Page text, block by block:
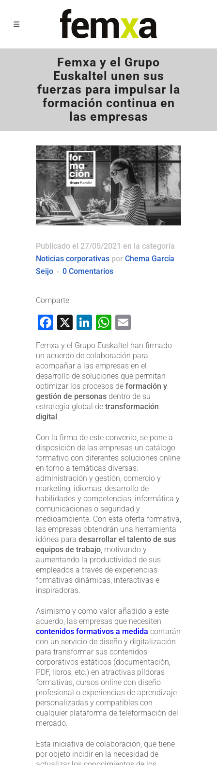
Femxa y el Grupo
Euskaltel unen sus
fuerzas para impulsar la
formación continua en
las empresas
Publicado el 27/05/2021 en la categoría
Noticias corporativas por Chema García
Seijo
0 Comentarios
Comparte:
Facebook
X LinkedIn
WhatsApp
Femxa y el Grupo Euskaltel han firmado
un acuerdo de colaboración para
acompañar a las empresas en el
desarrollo de soluciones que permitan
optimizar los procesos de formación y
gestión de personas dentro de su
estrategia global de transformación
digital.
Con la firma de este convenio, se pone a
disposición de las empresas un catálogo
formativo con diferentes soluciones online
en torno a temáticas diversas:
administración y gestión, comercio y
marketing, idiomas, desarrollo de
habilidades y competencias, informática y
comunicaciones o seguridad y
medioambiente. Con esta oferta formativa,
las empresas obtendrán una herramienta
idónea para desarrollar el talento de sus
equipos de trabajo, motivando y
aumentando la productividad de sus
empleados a través de experiencias
formativas dinámicas, interactivas e
inspiradoras.
Asimismo y como valor añadido a este
acuerdo, las empresas que necesiten
contenidos formativos a medida contarán
con un servicio de diseño y digitalización
para transformar sus contenidos
corporativos estáticos (documentación,
PDF, libros, etc.) en atractivas píldoras
formativas, cursos online con diseño
profesional o experiencias de aprendizaje
personalizadas y compatibles con
cualquier plataforma de teleformación del
mercado.
Esta iniciativa de colaboración, que tiene
por objeto incidir en la necesidad de